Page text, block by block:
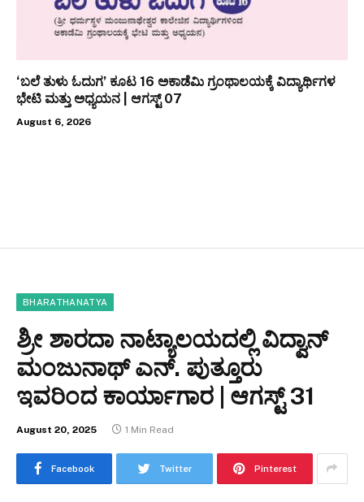
‘ಬಲೆ ತುಳು ಓದುಗ’ ಕೂಟ 16 ಅಕಾಡೆಮಿ ಗ್ರಂಥಾಲಯಕ್ಕೆ ವಿದ್ಯಾರ್ಥಿಗಳ
ಭೇಟಿ ಮತ್ತು ಅಧ್ಯಯನ | ಆಗಸ್ಟ್ 07
August 6, 2026
BHARATHANATYA
ಶ್ರೀ ಶಾರದಾ ನಾಟ್ಯಾಲಯದಲ್ಲಿ ವಿದ್ವಾನ್
ಮಂಜುನಾಥ್ ಎನ್. ಪುತ್ತೂರು
ಇವರಿಂದ ಕಾರ್ಯಾಗಾರ | ಆಗಸ್ಟ್ 31
August 20, 2025 1 Min Read
Facebook Twitter Pinterest